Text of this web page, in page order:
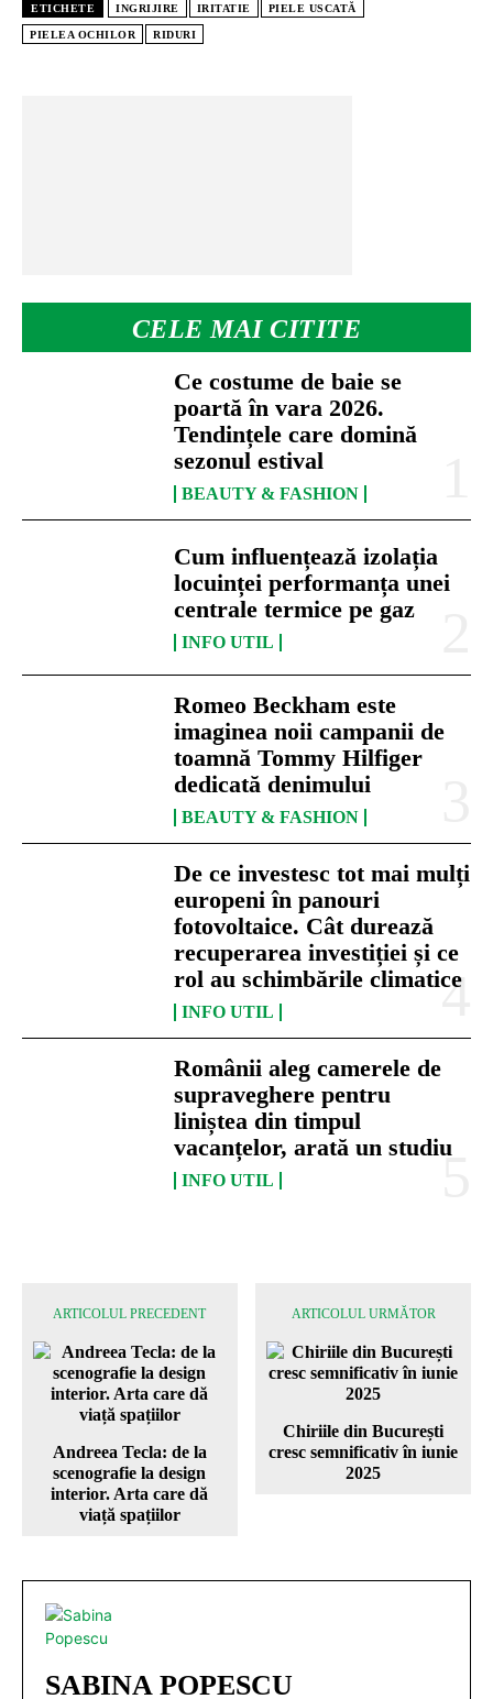
CELE MAI CITITE
Ce costume de baie se
poartă în vara 2026.
Tendințele care domină
sezonul estival
BEAUTY & FASHION
Cum influențează izolația
locuinței performanța unei
centrale termice pe gaz
INFO UTIL
Romeo Beckham este
imaginea noii campanii de
toamnă Tommy Hilfiger
dedicată denimului
BEAUTY & FASHION
De ce investesc tot mai mulți
europeni în panouri
fotovoltaice. Cât durează
recuperarea investiției și ce
rol au schimbările climatice
INFO UTIL
Românii aleg camerele de
supraveghere pentru
liniștea din timpul
vacanțelor, arată un studiu
INFO UTIL
ETICHETE INGRIJIRE IRITATIE PIELE USCATĂ
PIELEA OCHILOR RIDURI
ARTICOLUL PRECEDENT
Andreea Tecla: de la
scenografie la design
interior. Arta care dă
viață spațiilor
ARTICOLUL URMĂTOR
Chiriile din București
cresc semnificativ în iunie
2025
SABINA POPESCU